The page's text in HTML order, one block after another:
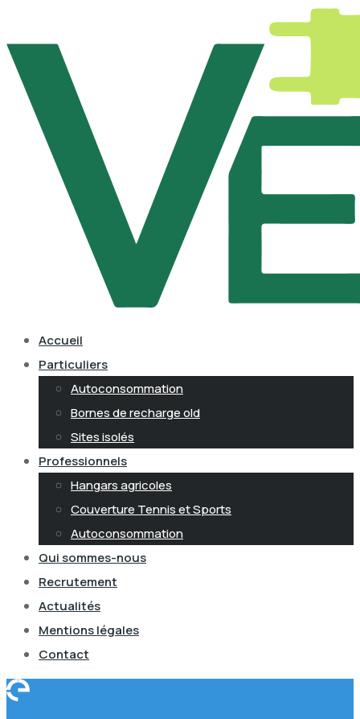
Accueil
Particuliers
Autoconsommation
Bornes de recharge old
Sites isolés
Professionnels
Hangars agricoles
Couverture Tennis et Sports
Autoconsommation
Qui sommes-nous
Recrutement
Actualités
Mentions légales
Contact